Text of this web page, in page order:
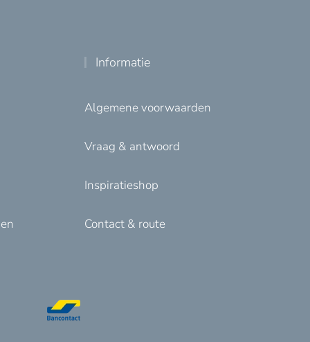
Informatie
Algemene voorwaarden
Vraag & antwoord
Inspiratieshop
Contact & route